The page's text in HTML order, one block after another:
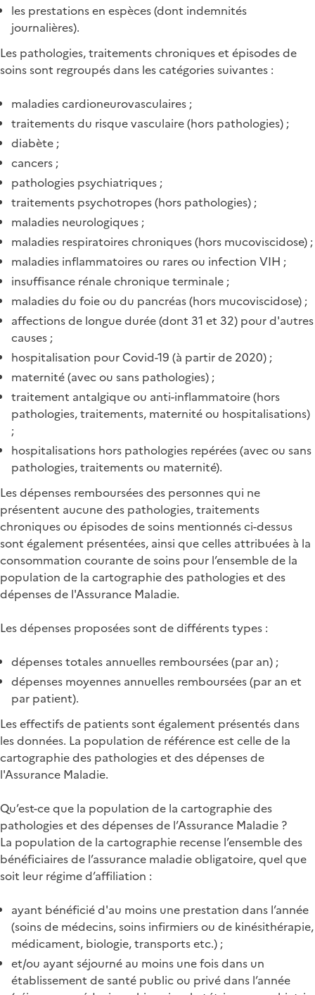
les prestations en espèces (dont indemnités
journalières).
Les pathologies, traitements chroniques et épisodes de
soins sont regroupés dans les catégories suivantes :
maladies cardioneurovasculaires ;
traitements du risque vasculaire (hors pathologies) ;
diabète ;
cancers ;
pathologies psychiatriques ;
traitements psychotropes (hors pathologies) ;
maladies neurologiques ;
maladies respiratoires chroniques (hors mucoviscidose) ;
maladies inflammatoires ou rares ou infection VIH ;
insuffisance rénale chronique terminale ;
maladies du foie ou du pancréas (hors mucoviscidose) ;
affections de longue durée (dont 31 et 32) pour d'autres
causes ;
hospitalisation pour Covid-19 (à partir de 2020) ;
maternité (avec ou sans pathologies) ;
traitement antalgique ou anti-inflammatoire (hors
pathologies, traitements, maternité ou hospitalisations)
;
hospitalisations hors pathologies repérées (avec ou sans
pathologies, traitements ou maternité).
Les dépenses remboursées des personnes qui ne
présentent aucune des pathologies, traitements
chroniques ou épisodes de soins mentionnés ci-dessus
sont également présentées, ainsi que celles attribuées à la
consommation courante de soins pour l’ensemble de la
population de la cartographie des pathologies et des
dépenses de l'Assurance Maladie.
Les dépenses proposées sont de différents types :
dépenses totales annuelles remboursées (par an) ;
dépenses moyennes annuelles remboursées (par an et
par patient).
Les effectifs de patients sont également présentés dans
les données. La population de référence est celle de la
cartographie des pathologies et des dépenses de
l'Assurance Maladie.
Qu’est-ce que la population de la cartographie des
pathologies et des dépenses de l’Assurance Maladie ?
La population de la cartographie recense l’ensemble des
bénéficiaires de l’assurance maladie obligatoire, quel que
soit leur régime d’affiliation :
ayant bénéficié d'au moins une prestation dans l’année
(soins de médecins, soins infirmiers ou de kinésithérapie,
médicament, biologie, transports etc.) ;
et/ou ayant séjourné au moins une fois dans un
établissement de santé public ou privé dans l’année